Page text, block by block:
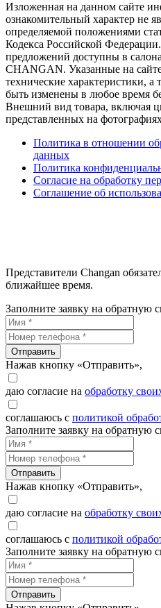
Изложенная на данном сайте
ознакомительный характер не
определяемой положениями
Кодекса Российской
предложений доступны в
CHANGAN. Указанные на
технические характеристики, а
быть изменены в любое время
Внешний вид товара, включая
представленных на
Политика в отношении
данных
Политика
Согласие на обработку
Соглашение об
Представители Changan
ближайшее время.
Заполните заявку на обратную
Отправить
Нажав кнопку «Отправить»,
даю согласие на обработку
соглашаюсь с политикой
Заполните заявку на обратную
Отправить
Нажав кнопку «Отправить»,
даю согласие на обработку
соглашаюсь с политикой
Заполните заявку на обратную
Отправить